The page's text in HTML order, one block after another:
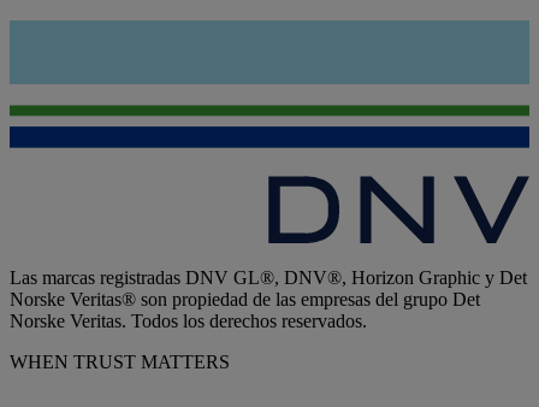
Las marcas registradas DNV GL®, DNV®, Horizon Graphic y Det
Norske Veritas® son propiedad de las empresas del grupo Det
Norske Veritas. Todos los derechos reservados.
WHEN TRUST MATTERS